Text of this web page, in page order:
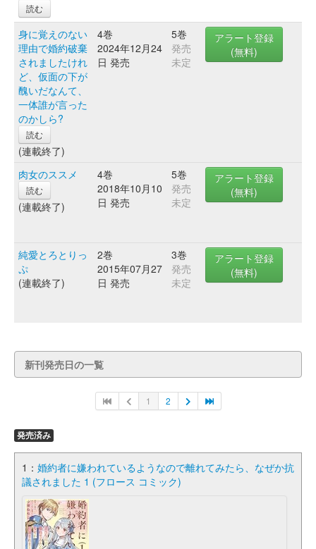
読む
身に覚えのない
理由で婚約破棄
されましたけれ
ど、仮面の下が
醜いだなんて、
一体誰が言った
のかしら?
読む
(連載終了)
4巻
2024年12月24
日 発売
5巻
発売
未定
アラート登録
(無料)
肉女のススメ
読む
(連載終了)
4巻
2018年10月10
日 発売
5巻
発売
未定
アラート登録
(無料)
純愛とろとりっ
ぷ
(連載終了)
2巻
2015年07月27
日 発売
3巻
発売
未定
アラート登録
(無料)
新刊発売日の一覧
1 2
発売済み
1： 婚約者に嫌われているようなので離れてみたら、なぜか抗
議されました 1 (フロース コミック)